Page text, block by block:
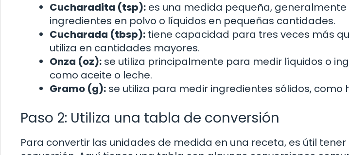
Cucharadita (tsp): es una medida pequeña,
ingredientes en polvo o líquidos en pequeñas cantidades.
Cucharada (tbsp): tiene capacidad para tres veces más
utiliza en cantidades mayores.
Onza (oz): se utiliza principalmente para medir líquidos o
como aceite o leche.
Gramo (g): se utiliza para medir ingredientes sólidos, como
Paso 2: Utiliza una tabla de conversión
Para convertir las unidades de medida en una receta, es útil